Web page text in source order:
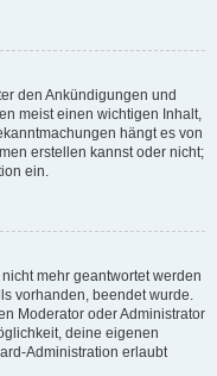
den Ankündigungen und
meist einen wichtigen Inhalt,
hängt es von
erstellen kannst oder nicht;
ein.
mehr geantwortet werden
vorhanden, beendet wurde.
Moderator oder Administrator
deine eigenen
Administration erlaubt